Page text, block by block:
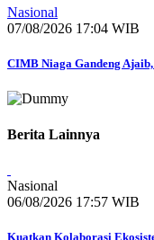
Nasional
07/08/2026 17:04 WIB
CIMB Niaga Gandeng
Berita Lainnya
Nasional
06/08/2026 17:57 WIB
Kuatkan Kolaborasi